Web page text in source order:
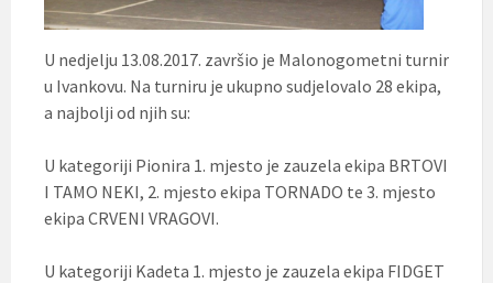
U nedjelju 13.08.2017. završio je Malonogometni turnir
u Ivankovu. Na turniru je ukupno sudjelovalo 28 ekipa,
a najbolji od njih su:
U kategoriji Pionira 1. mjesto je zauzela ekipa BRTOVI
I TAMO NEKI, 2. mjesto ekipa TORNADO te 3. mjesto
ekipa CRVENI VRAGOVI.
U kategoriji Kadeta 1. mjesto je zauzela ekipa FIDGET